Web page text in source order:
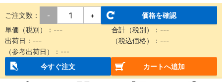
ご注文数： - +
価格を確認
単価（税別）： --- 合計（税別）： ---
出荷日： --- （税込価格）： ---
（参考出荷日）： ---
今すぐ注文
カートへ追加